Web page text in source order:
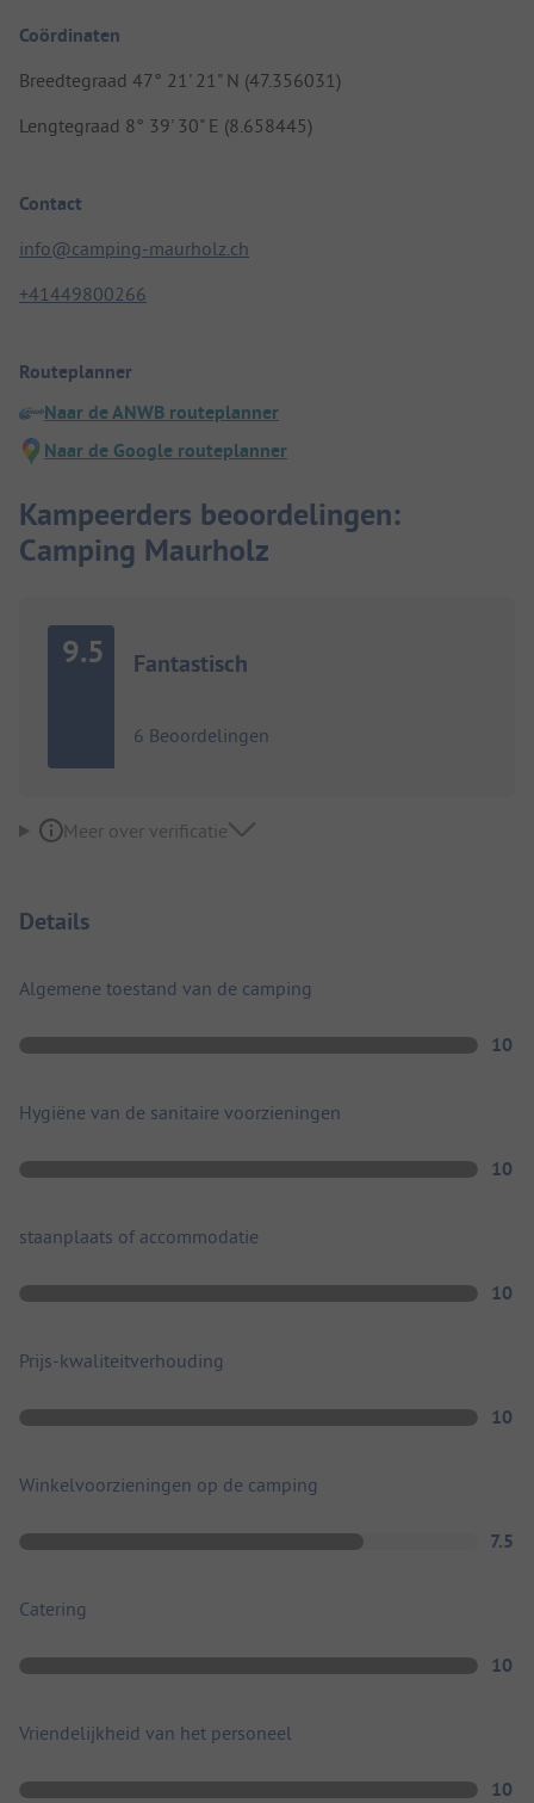
Coördinaten
Breedtegraad 47° 21' 21" N (47.356031)
Lengtegraad 8° 39' 30" E (8.658445)
Contact
info@camping-maurholz.ch
+41449800266
Routeplanner
Naar de ANWB routeplanner
Naar de Google routeplanner
Kampeerders beoordelingen:
Camping Maurholz
9.5 Fantastisch
6 Beoordelingen
Meer over verificatie
Details
Algemene toestand van de camping
10
Hygiëne van de sanitaire voorzieningen
10
staanplaats of accommodatie
10
Prijs-kwaliteitverhouding
10
Winkelvoorzieningen op de camping
7.5
Catering
10
Vriendelijkheid van het personeel
10